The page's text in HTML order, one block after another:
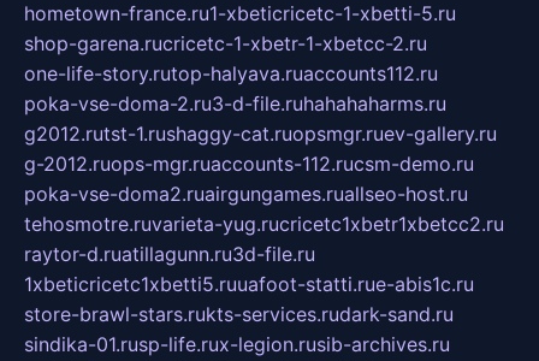
hometown-france.ru1-xbeticricetc-1-xbetti-5.ru
shop-garena.rucricetc-1-xbetr-1-xbetcc-2.ru
one-life-story.rutop-halyava.ruaccounts112.ru
poka-vse-doma-2.ru3-d-file.ruhahahaharms.ru
g2012.rutst-1.rushaggy-cat.ruopsmgr.ruev-gallery.ru
g-2012.ruops-mgr.ruaccounts-112.rucsm-demo.ru
poka-vse-doma2.ruairgungames.ruallseo-host.ru
tehosmotre.ruvarieta-yug.rucricetc1xbetr1xbetcc2.ru
raytor-d.ruatillagunn.ru3d-file.ru
1xbeticricetc1xbetti5.ruuafoot-statti.rue-abis1c.ru
store-brawl-stars.rukts-services.rudark-sand.ru
sindika-01.rusp-life.rux-legion.rusib-archives.ru